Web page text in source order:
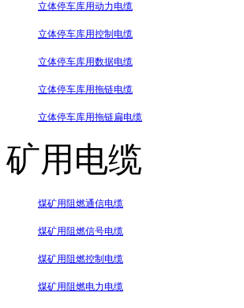
立体停车库用动力电缆
立体停车库用控制电缆
立体停车库用数据电缆
立体停车库用拖链电缆
立体停车库用拖链扁电缆
矿用电缆
煤矿用阻燃通信电缆
煤矿用阻燃信号电缆
煤矿用阻燃控制电缆
煤矿用阻燃电力电缆